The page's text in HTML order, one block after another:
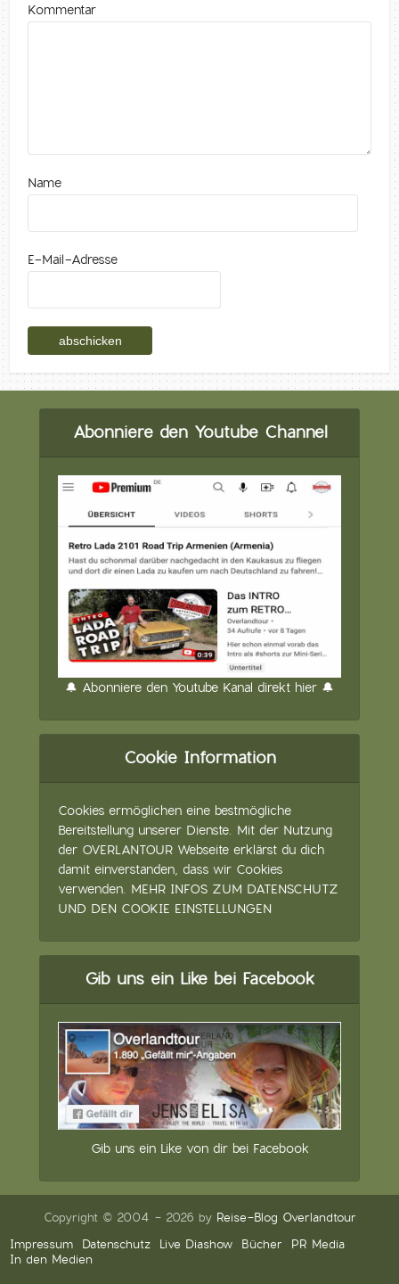
Kommentar
Name
E-Mail-Adresse
Abonniere den Youtube Channel
🔔 Abonniere den Youtube Kanal direkt hier 🔔
Cookie Information
Cookies ermöglichen eine bestmögliche
Bereitstellung unserer Dienste. Mit der Nutzung
der OVERLANTOUR Webseite erklärst du dich
damit einverstanden, dass wir Cookies
verwenden. MEHR INFOS ZUM DATENSCHUTZ
UND DEN COOKIE EINSTELLUNGEN
Gib uns ein Like bei Facebook
Gib uns ein Like von dir bei Facebook
Copyright © 2004 - 2026 by Reise-Blog Overlandtour
Impressum
Datenschutz Live Diashow Bücher
PR Media
In den Medien